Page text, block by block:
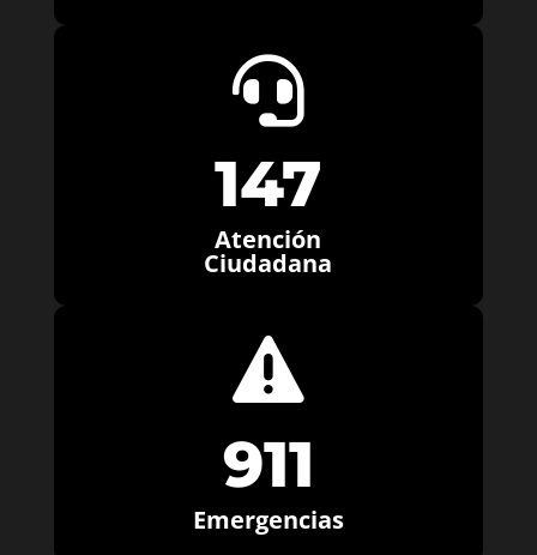

147
Atención
Ciudadana

911
Emergencias